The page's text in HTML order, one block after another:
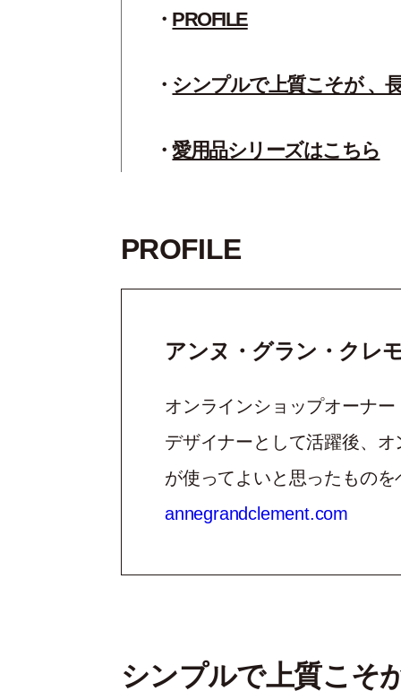
PROFILE
シンプルで上質こそが 、
愛用品シリーズはこちら
PROFILE
アンヌ・グラン・クレ
オンラインショップオーナー
デザイナーとして活躍後、
が使ってよいと思ったもの
annegrandclement.com
シンプルで上質こそ